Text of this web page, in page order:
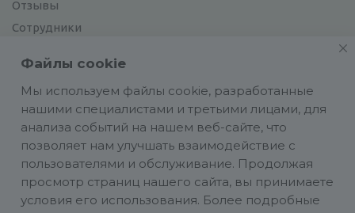
Отзывы
Сотрудники
Вакансии
Файлы cookie
Мы используем файлы cookie, разработанные
нашими специалистами и третьими лицами, для
анализа событий на нашем веб-сайте, что
позволяет нам улучшать взаимодействие с
пользователями и обслуживание. Продолжая
просмотр страниц нашего сайта, вы принимаете
условия его использования. Более подробные